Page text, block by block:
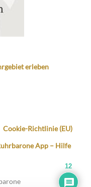
erleben
Cookie-Richtlinie (EU)
App – Hilfe
12